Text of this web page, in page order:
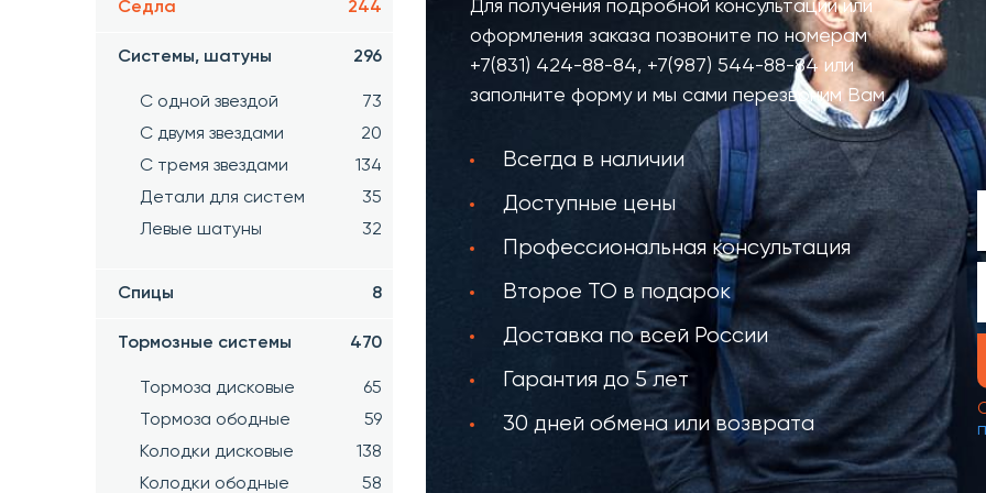
Седла 244
Системы, шатуны 296
С одной звездой
73
С двумя звездами
20
С тремя звездами
134
Детали для систем
35
Левые шатуны
32
Спицы 8
Тормозные системы 470
Тормоза дисковые
65
Тормоза ободные
59
Колодки дисковые
138
Колодки ободные
58
Для получения подробной консультации или
оформления заказа позвоните по номерам
+7(831) 424-88-84, +7(987) 544-88-84 или
заполните форму и мы сами перезвоним Вам
Всегда в наличии
Доступные цены
Профессиональная консультация
Второе ТО в подарок
Доставка по всей России
Гарантия до 5 лет
30 дней обмена или возврата